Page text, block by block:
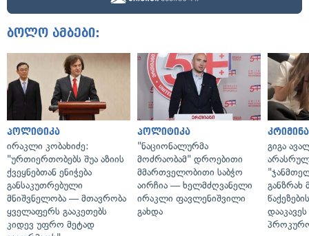
ბოლო ამბები:
პოლიტიკა
ირაკლი კობახიძე:
"ურთიერთობებს შუა აზიის
ქვეყნებთან ენიჭება
განსაკუთრებული
მნიშვნელობა — მთავრობა
ყველაფერს გააკეთებს
კიდევ უფრო მეტად
პოლიტიკა
"ნაციონალურმა
მოძრაობამ" დროებითი
მმართველობითი საბჭო
აირჩია — ხელმძღვანელი
ირაკლი ფავლენიშვილი
გახდა
გიგა
განზრახ